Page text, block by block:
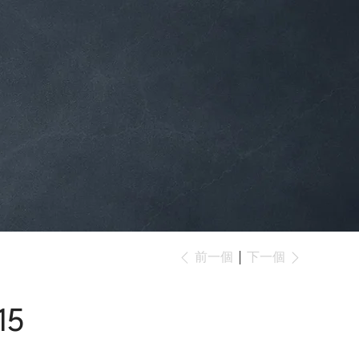
前一個 下一個